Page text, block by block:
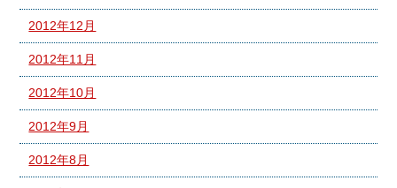
2012年12月
2012年11月
2012年10月
2012年9月
2012年8月